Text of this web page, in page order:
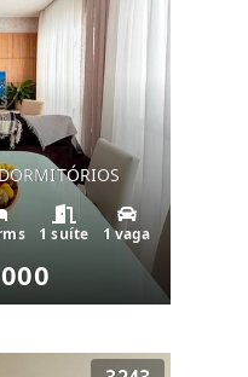
1 suíte 1 vaga